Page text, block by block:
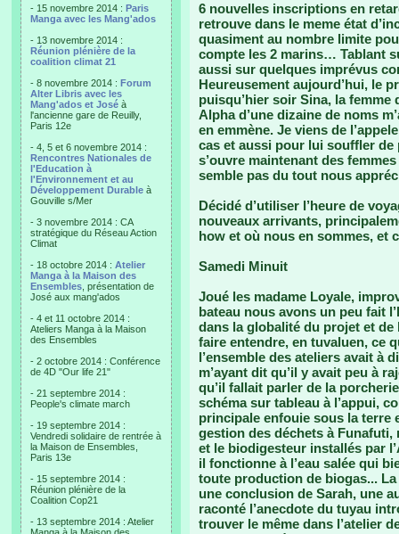
- 15 novembre 2014 : Paris
Manga avec les Mang'ados
- 13 novembre 2014 :
Réunion plénière de la
coalition climat 21
- 8 novembre 2014 : Forum
Alter Libris avec les
Mang'ados et José à
l'ancienne gare de Reuilly,
Paris 12e
- 4, 5 et 6 novembre 2014 :
Rencontres Nationales de
l'Education à
l'Environnement et au
Développement Durable à
Gouville s/Mer
- 3 novembre 2014 : CA
stratégique du Réseau Action
Climat
- 18 octobre 2014 : Atelier
Manga à la Maison des
Ensembles , présentation de
José aux mang'ados
- 4 et 11 octobre 2014 :
Ateliers Manga à la Maison
des Ensembles
- 2 octobre 2014 : Conférence
de 4D "Our life 21"
- 21 septembre 2014 :
People's climate march
- 19 septembre 2014 :
Vendredi solidaire de rentrée à
la Maison de Ensembles,
Paris 13e
- 15 septembre 2014 :
Réunion plénière de la
Coalition Cop21
- 13 septembre 2014 : Atelier
6 nouvelles inscriptions en
retrouve dans le meme état
quasiment au nombre limite
compte les 2 marins… Tablant
aussi sur quelques imprévus
Heureusement aujourd’hui, le
puisqu’hier soir Sina, la femme
Alpha d’une dizaine de noms
en emmène. Je viens de
cas et aussi pour lui souffler
s’ouvre maintenant des
semble pas du tout nous
Décidé d’utiliser l’heure de
nouveaux arrivants,
how et où nous en sommes, et
Samedi Minuit
Joué les madame Loyale,
bateau nous avons un peu fait
dans la globalité du projet et de
faire entendre, en tuvaluen, ce
l’ensemble des ateliers avait à
m’ayant dit qu’il y avait peu à
qu’il fallait parler de la
schéma sur tableau à l’appui,
principale enfouie sous la terre
gestion des déchets à
et le biodigesteur installés par
il fonctionne à l’eau salée qui
toute production de biogas...
une conclusion de Sarah, une
raconté l’anecdote du tuyau
trouver le même dans l’atelier